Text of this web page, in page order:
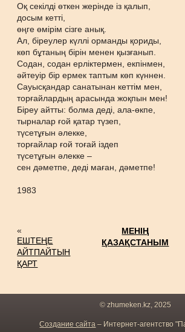
Оқ секілді өткен жерінде із қалып,
досым кетті,
өңге өмірім сізге анық.
Ал, біреулер күллі орманды қориды,
көп бұтаның бірін менен қызғанып.
Содан, содан ерліктермен, екпінмен,
әйтеуір бір ермек таптым көп күннен.
Сауысқандар санатынан кеттім мен,
торғайлардың арасында жоқпын мен!
Біреу айтты: болма деді, ала-өкпе,
тырналар ғой қатар түзеп,
түсетұғын әлекке,
торғайлар ғой тоғай іздеп
түсетұғын әлекке –
сен дәметпе, деді маған, дәметпе!
1983
«
ЕШТЕҢЕ
АЙТПАЙТЫН
ҚАРТ
МЕНІҢ
ҚАЗАҚСТАНЫМ
© zhumeken.kz, 2025
Создание сайта – Интернет-агентство